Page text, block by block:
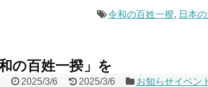
令和の百姓一揆, 日本
の百姓一揆」を
2025/3/6 2025/3/6 お知らせイベン